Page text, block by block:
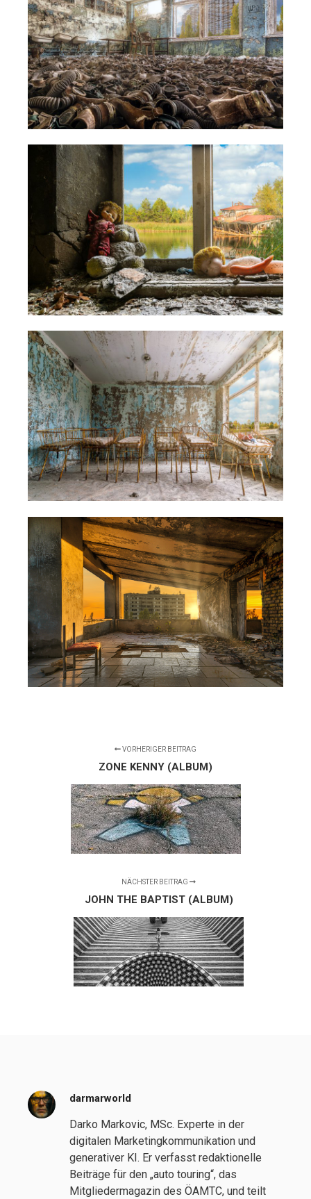
VORHERIGER BEITRAG
ZONE KENNY (ALBUM)
NÄCHSTER BEITRAG
JOHN THE BAPTIST (ALBUM)
darmarworld
Darko Markovic, MSc. Experte in der
digitalen Marketingkommunikation und
generativer KI. Er verfasst redaktionelle
Beiträge für den „auto touring“, das
Mitgliedermagazin des ÖAMTC, und teilt